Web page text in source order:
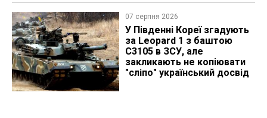
07 серпня 2026
У Південні Кореї згадують
за Leopard 1 з баштою
C3105 в ЗСУ, але
закликають не копіювати
"сліпо" український досвід